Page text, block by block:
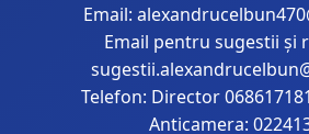
Email:
Email pentru sugestii și
Telefon: Director
Anticamera: